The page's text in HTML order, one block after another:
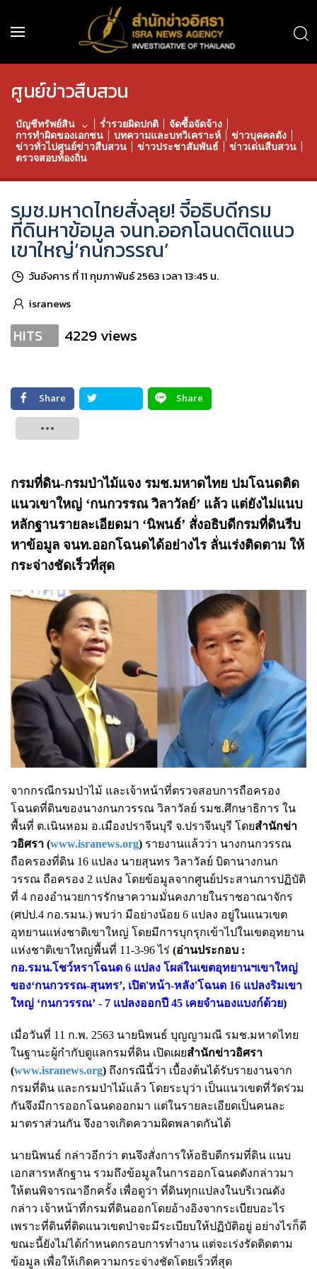
ศูนย์ข่าวสืบสวน
บัญชีทรัพย์สิน ร่ำรวยผิดปกติ
จัดซื้อจัดจ้าง
การทำผิดของเอกชน
บทความและบทวิเคราะห์
ข่าวบุคคลดัง
ข่าวทั่วไปศูนย์ข่าวสืบสวน
ข่าวประชาสัมพันธ์
ข่าวเด่นสืบสวน
ตรวจสอบท้องถิ่น
รมช.มหาดไทยสั่งลุย! จี้อธิบดีกรม
ที่ดินหาข้อมูล จนท.ออกโฉนดติดแนว
เขาใหญ่‘กนกวรรณ’
วันอังคาร ที่ 11 กุมภาพันธ์ 2563 เวลา 13:45 น.
isranews
HITS 4229 views
Share
Share
กรมที่ดิน-กรมป่าไม้แจง รมช.มหาดไทย ปมโฉนดติด
แนวเขาใหญ่ ‘กนกวรรณ วิลาวัลย์’ แล้ว แต่ยังไม่แนบ
หลักฐานรายละเอียดมา ‘นิพนธ์’ สั่งอธิบดีกรมที่ดินรีบ
หาข้อมูล จนท.ออกโฉนดได้อย่างไร ลั่นเร่งติดตาม ให้
กระจ่างชัดเร็วที่สุด
จากกรณีกรมป่าไม้ และเจ้าหน้าที่ตรวจสอบการถือครอง
โฉนดที่ดินของนางกนกวรรณ วิลาวัลย์ รมช.ศึกษาธิการ ใน
พื้นที่ ต.เนินหอม อ.เมืองปราจีนบุรี จ.ปราจีนบุรี โดยสำนักข่า
วอิศรา (www.isranews.org) รายงานแล้วว่า นางกนกวรรณ
ถือครองที่ดิน 16 แปลง นายสุนทร วิลาวัลย์ บิดานางกนก
วรรณ ถือครอง 2 แปลง โดยข้อมูลจากศูนย์ประสานการปฏิบัติ
ที่ 4 กองอำนวยการรักษาความมั่นคงภายในราชอาณาจักร
(ศปป.4 กอ.รมน.) พบว่า มีอย่างน้อย 6 แปลง อยู่ในแนวเขต
อุทยานแห่งชาติเขาใหญ่ โดยมีการบุกรุกเข้าไปในเขตอุทยาน
แห่งชาติเขาใหญ่พื้นที่ 11-3-96 ไร่ (อ่านประกอบ :
กอ.รมน.โชว์หราโฉนด 6 แปลง โผล่ในเขตอุทยานฯเขาใหญ่
ของ‘กนกวรรณ-สุนทร’, เปิด'หน้า-หลัง'โฉนด 16 แปลงริมเขา
ใหญ่ ‘กนกวรรณ’ - 7 แปลงออกปี 45 เคยจำนองแบงก์ด้วย)
เมื่อวันที่ 11 ก.พ. 2563 นายนิพนธ์ บุญญามณี รมช.มหาดไทย
ในฐานะผู้กำกับดูแลกรมที่ดิน เปิดเผยสำนักข่าวอิศรา
(www.isranews.org) ถึงกรณีนี้ว่า เบื้องต้นได้รับรายงานจาก
กรมที่ดิน และกรมป่าไม้แล้ว โดยระบุว่า เป็นแนวเขตที่วัดร่วม
กันจึงมีการออกโฉนดออกมา แต่ในรายละเอียดเป็นคนละ
มาตราส่วนกัน จึงอาจเกิดความผิดพลาดกันได้
นายนิพนธ์ กล่าวอีกว่า ตนจึงสั่งการให้อธิบดีกรมที่ดิน แนบ
เอกสารหลักฐาน รวมถึงข้อมูลในการออกโฉนดดังกล่าวมา
ให้ตนพิจารณาอีกครั้ง เพื่อดูว่า ที่ดินทุกแปลงในบริเวณดัง
กล่าว เจ้าหน้าที่กรมที่ดินออกโดยอ้างอิงจากระเบียบอะไร
เพราะที่ดินที่ติดแนวเขตป่าจะมีระเบียบให้ปฏิบัติอยู่ อย่างไรก็ดี
ขณะนี้ยังไม่ได้กำหนดกรอบการทำงาน แต่จะเร่งรัดติดตาม
ข้อมูล เพื่อให้เกิดความกระจ่างชัดโดยเร็วที่สุด